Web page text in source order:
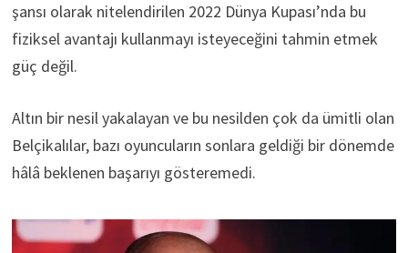
şansı olarak nitelendirilen 2022 Dünya Kupası’nda bu
fiziksel avantajı kullanmayı isteyeceğini tahmin etmek
güç değil.
Altın bir nesil yakalayan ve bu nesilden çok da ümitli olan
Belçikalılar, bazı oyuncuların sonlara geldiği bir dönemde
hâlâ beklenen başarıyı gösteremedi.